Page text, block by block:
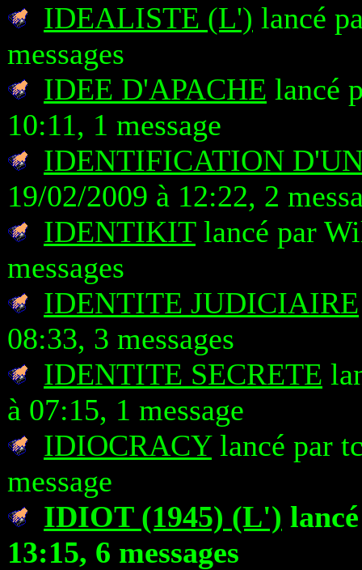
IDEALISTE (L') lancé
messages
IDEE D'APACHE lancé
10:11, 1 message
IDENTIFICATION
19/02/2009 à 12:22, 2
IDENTIKITlancé par
messages
IDENTITE JUDICIAIRE
08:33, 3 messages
IDENTITE SECRETE
à 07:15, 1 message
IDIOCRACYlancé par
message
IDIOT (1945) (L')
13:15, 6 messages